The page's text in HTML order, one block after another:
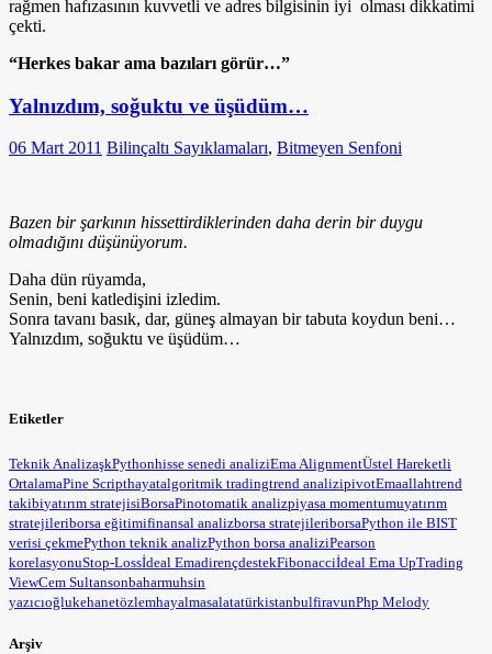
rağmen hafızasının kuvvetli ve adres bilgisinin iyi olması dikkatimi
çekti.
“Herkes bakar ama bazıları görür…”
Yalnızdım, soğuktu ve üşüdüm…
06 Mart 2011 Bilinçaltı Sayıklamaları, Bitmeyen Senfoni
Bazen bir şarkının hissettirdiklerinden daha derin bir duygu
olmadığını düşünüyorum.
Daha dün rüyamda,
Senin, beni katledişini izledim.
Sonra tavanı basık, dar, güneş almayan bir tabuta koydun beni…
Yalnızdım, soğuktu ve üşüdüm…
Etiketler
Teknik AnalizaşkPythonhisse senedi analiziEma AlignmentÜstel Hareketli
OrtalamaPine Scripthayatalgoritmik tradingtrend analizipivotEmaallahtrend
takibiyatırım stratejisiBorsaPinotomatik analizpiyasa momentumuyatırım
stratejileriborsa eğitimifinansal analizborsa stratejileriborsaPython ile BIST
verisi çekmePython teknik analizPython borsa analiziPearson
korelasyonuStop-Lossİdeal EmadirençdestekFibonacciİdeal Ema UpTrading
ViewCem Sultansonbaharmuhsin
yazıcıoğlukehanetözlemhayalmasalatatürkistanbulfiravunPhp Melody
Arşiv